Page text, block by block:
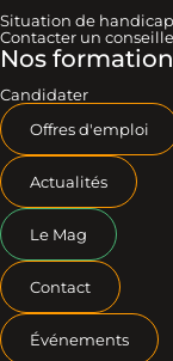
Situation de handicap
Contacter un
Nos
Candidater
Offres d'emploi
Actualités
Le Mag
Contact
Événements